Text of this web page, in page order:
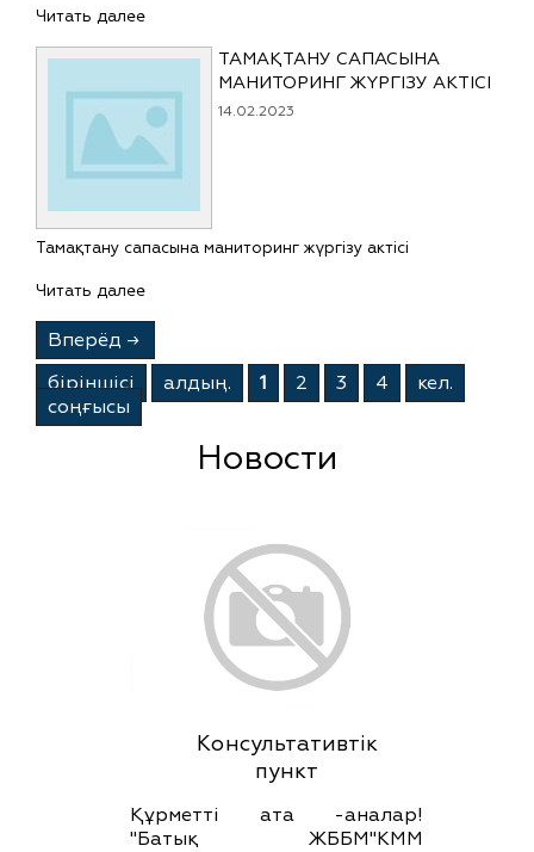
Читать далее
ТАМАҚТАНУ САПАСЫНА
МАНИТОРИНГ ЖҮРГІЗУ АКТІСІ
14.02.2023
Тамақтану сапасына маниторинг жүргізу актісі
Читать далее
Вперёд →
бiрiншiсi
алдың. 1 2 3 4
кел.
соңғысы
Новости
Консультативтік
пункт
Құрметті ата -аналар!
"Батық ЖББМ"КММ